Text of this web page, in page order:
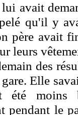
avait
qu'il y
père avait
leurs
des
Elle
été moins
pendant le